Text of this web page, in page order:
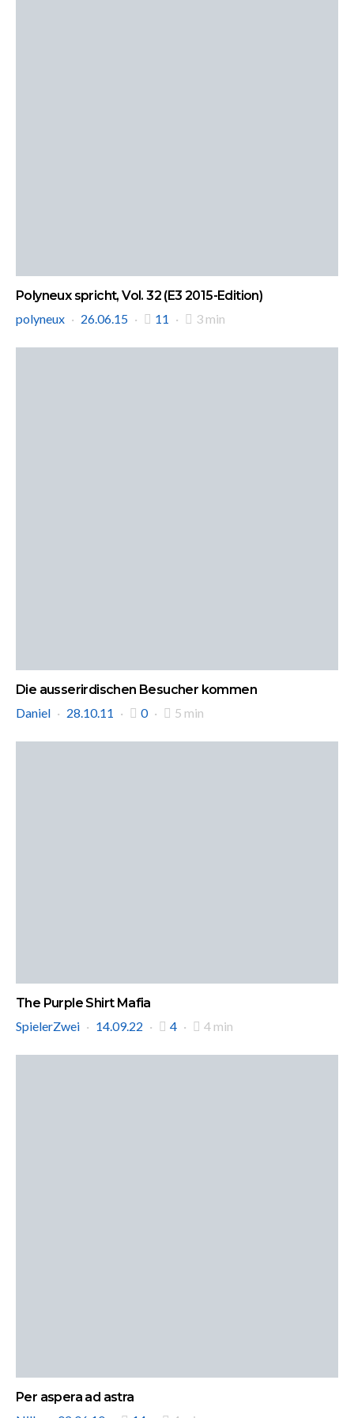
Polyneux spricht, Vol. 32 (E3 2015-Edition)
polyneux
26.06.15 11 3 min
Die ausserirdischen Besucher kommen
Daniel
28.10.11 0 5 min
The Purple Shirt Mafia
SpielerZwei
14.09.22 4 4 min
Per aspera ad astra